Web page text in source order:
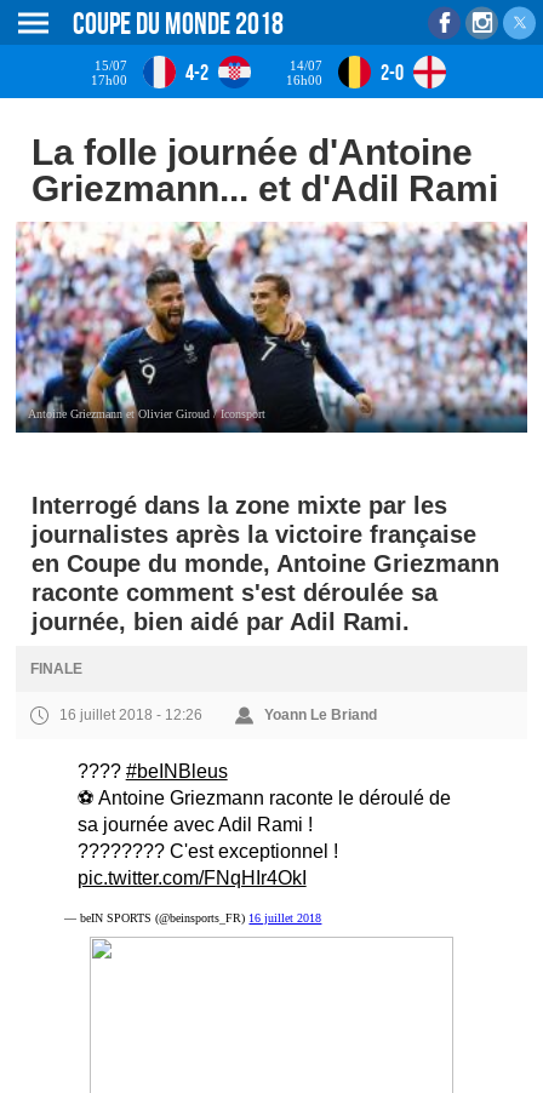
Coupe du monde 2018
15/07
17h00
4-2
14/07
16h00
2-0
La folle journée d'Antoine
Griezmann... et d'Adil Rami
Antoine Griezmann et Olivier Giroud / Iconsport
Interrogé dans la zone mixte par les
journalistes après la victoire française
en Coupe du monde, Antoine Griezmann
raconte comment s'est déroulée sa
journée, bien aidé par Adil Rami.
FINALE
16 juillet 2018 - 12:26 Yoann Le Briand
???? #beINBleus
⚽ Antoine Griezmann raconte le déroulé de
sa journée avec Adil Rami !
???????? C'est exceptionnel !
pic.twitter.com/FNqHIr4OkI
— beIN SPORTS (@beinsports_FR) 16 juillet 2018